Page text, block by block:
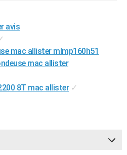
avis
mac allister mlmp160h51
mac allister
8T mac allister ✓